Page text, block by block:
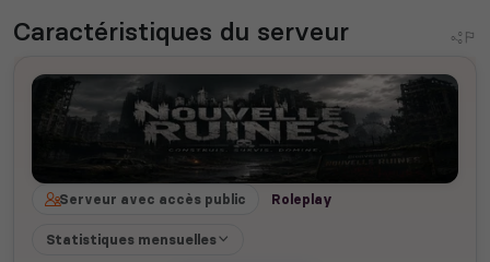
Caractéristiques du serveur
Serveur avec accès public Roleplay
Statistiques mensuelles